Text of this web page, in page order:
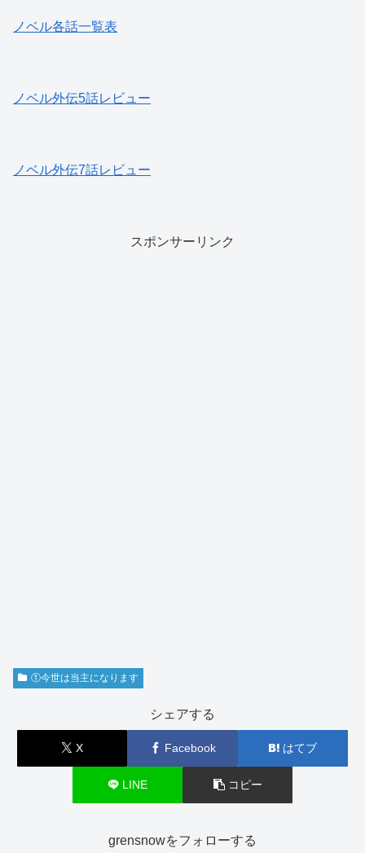
ノベル各話一覧表
ノベル外伝5話レビュー
ノベル外伝7話レビュー
スポンサーリンク
①今世は当主になります
シェアする
X Facebook はてブ
LINE コピー
grensnowをフォローする